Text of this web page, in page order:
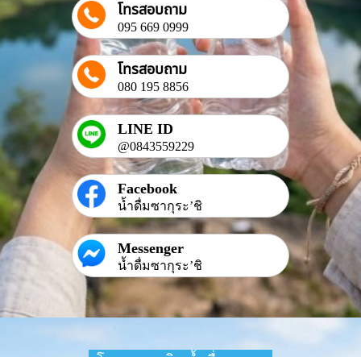
โทรสอบถาม
095 669 0999
โทรสอบถาม
080 195 8856
LINE ID
@0843559229
Facebook
น้ำดื่มซากุระ’ชิ
Messenger
น้ำดื่มซากุระ’ชิ